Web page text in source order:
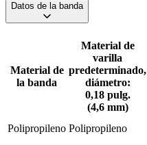
Datos de la banda
Material de
la banda
Material de
varilla
predeterminado,
diámetro:
0,18 pulg.
(4,6 mm)
Polipropileno Polipropileno